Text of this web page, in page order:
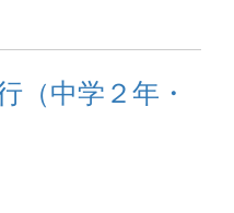
（中学２年・